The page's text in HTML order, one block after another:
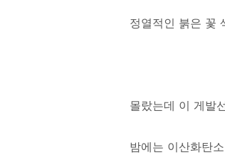
정열적인 붉은 꽃
몰랐는데 이 게발
밤에는 이산화탄